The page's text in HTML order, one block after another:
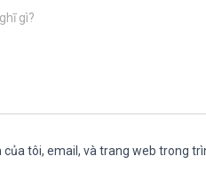
gì?
của tôi, email, và trang web trong